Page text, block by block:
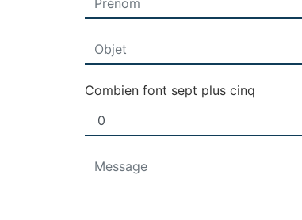
Combien font sept plus cinq